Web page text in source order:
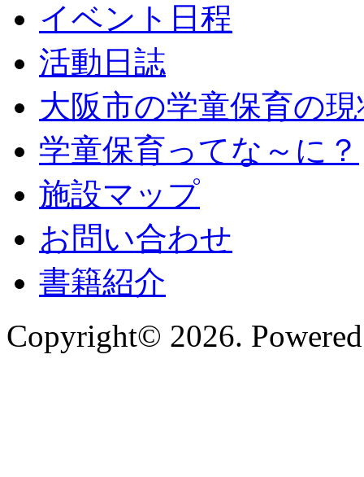
イベント日程
活動日誌
大阪市の学童保育の
学童保育ってな～に？
施設マップ
お問い合わせ
書籍紹介
Copyright© 2026.